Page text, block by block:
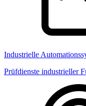
Industrielle
Prüfdienste industrieller